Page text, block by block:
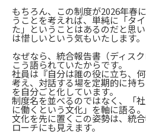
もちろん、この制度が2026年春
うことを考えれば、単純に「タ
た」ということはあるのだと思
は惜しいという気もいたします。
なぜなら、統合報告書（ディス
こう語られていたからです。
社員は『自分は誰の役に立ち、
考え、対話する場を定期的に持
を自分ごと化しています。
制度名を並べるのではなく、「
に働くという文化」を軸に語る。
文化を先に置くこの姿勢は、統
ローチにも見えます。